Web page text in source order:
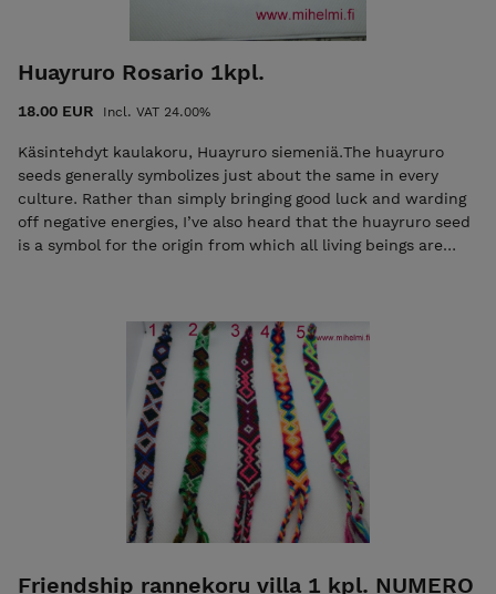
Huayruro Rosario 1kpl.
18.00 EUR Incl. VAT 24.00%
Käsintehdyt kaulakoru, Huayruro siemeniä.The huayruro
seeds generally symbolizes just about the same in every
culture. Rather than simply bringing good luck and warding
off negative energies, I’ve also heard that the huayruro seed
is a symbol for the origin from which all living beings are
an important role in my culture and life. Materiaalit:
huayruro Muista Korut eivät kestä liallista kosteutta ja
kuumuutta eikä kemikaaleja. Puhdista pehmeällä liinalla
ylläpitää kiiltoa. Tämä tuote on 100% luonnollinen,
ekologinen ja käsintehtyjä Suunniteltu ja valmistettu
Friendship rannekoru villa 1 kpl. NUMERO